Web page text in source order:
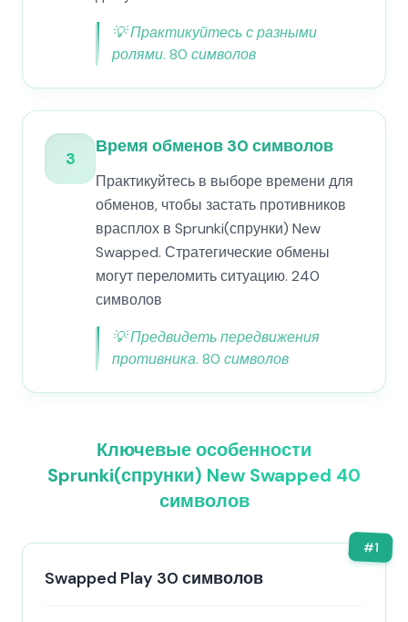
💡Практикуйтесь с разными
ролями. 80 символов
3
Время обменов 30 символов
Практикуйтесь в выборе времени для
обменов, чтобы застать противников
врасплох в Sprunki(спрунки) New
Swapped. Стратегические обмены
могут переломить ситуацию. 240
символов
💡Предвидеть передвижения
противника. 80 символов
Ключевые особенности
Sprunki(спрунки) New Swapped 40
символов
#1
Swapped Play 30 символов